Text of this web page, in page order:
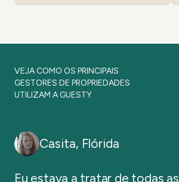
VEJA COMO OS PRINCIPAIS
GESTORES DE PROPRIEDADES
UTILIZAM A GUESTY
Casita, Flórida
Eu estava a tratar de todas as